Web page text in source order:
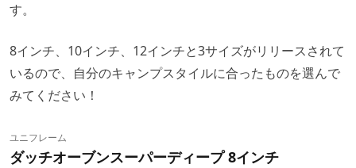
す。
8インチ、10インチ、12インチと3サイズがリリースされて
いるので、自分のキャンプスタイルに合ったものを選んで
みてください！
ユニフレーム
ダッチオーブンスーパーディープ 8インチ